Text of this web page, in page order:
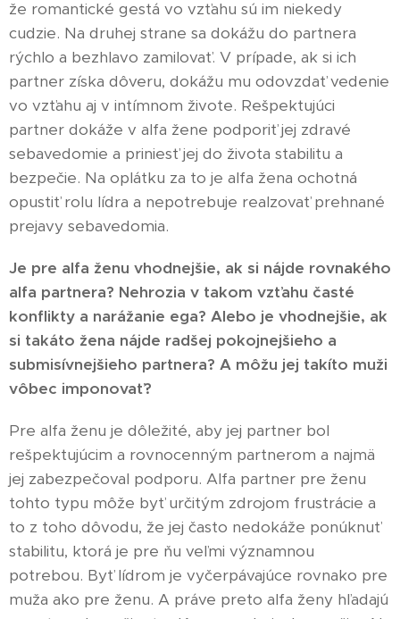
že romantické gestá vo vzťahu sú im niekedy
cudzie. Na druhej strane sa dokážu do partnera
rýchlo a bezhlavo zamilovať. V prípade, ak si ich
partner získa dôveru, dokážu mu odovzdať vedenie
vo vzťahu aj v intímnom živote. Rešpektujúci
partner dokáže v alfa žene podporiť jej zdravé
sebavedomie a priniesť jej do života stabilitu a
bezpečie. Na oplátku za to je alfa žena ochotná
opustiť rolu lídra a nepotrebuje realzovať prehnané
prejavy sebavedomia.
Je pre alfa ženu vhodnejšie, ak si nájde rovnakého
alfa partnera? Nehrozia v takom vzťahu časté
konflikty a narážanie ega? Alebo je vhodnejšie, ak
si takáto žena nájde radšej pokojnejšieho a
submisívnejšieho partnera? A môžu jej takíto muži
vôbec imponovať?
Pre alfa ženu je dôležité, aby jej partner bol
rešpektujúcim a rovnocenným partnerom a najmä
jej zabezpečoval podporu. Alfa partner pre ženu
tohto typu môže byť určitým zdrojom frustrácie a
to z toho dôvodu, že jej často nedokáže ponúknuť
stabilitu, ktorá je pre ňu veľmi významnou
potrebou. Byť lídrom je vyčerpávajúce rovnako pre
muža ako pre ženu. A práve preto alfa ženy hľadajú